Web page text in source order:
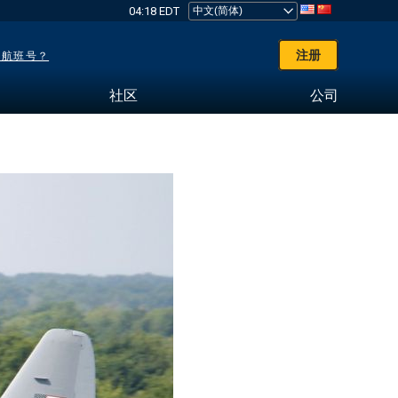
04:18 EDT
班号？ 注册
社区 公司